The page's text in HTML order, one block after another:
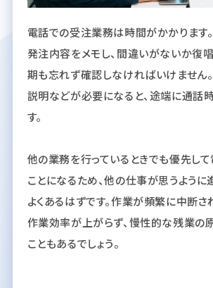
電話での受注業務は時間がかかります
発注内容をメモし、間違いがないか復唱
期も忘れず確認しなければいけません
説明などが必要になると、途端に通話
す。
他の業務を行っているときでも優先し
ことになるため、他の仕事が思うように
よくあるはずです。作業が頻繁に中断さ
作業効率が上がらず、慢性的な残業の
こともあるでしょう。